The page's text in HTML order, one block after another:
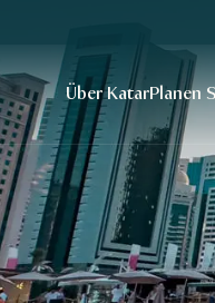
Über KatarPlanen